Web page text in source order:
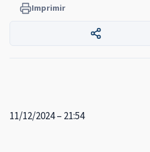
Imprimir
11/12/2024 – 21:54